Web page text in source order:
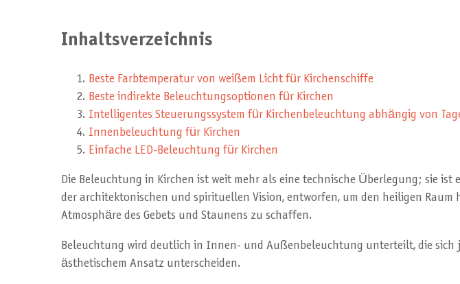
Inhaltsverzeichnis
Beste Farbtemperatur von weißem Licht für Kirchenschiffe
Beste indirekte Beleuchtungsoptionen für Kirchen
Intelligentes Steuerungssystem für Kirchenbeleuchtung abhängig von
Innenbeleuchtung für Kirchen
Einfache LED-Beleuchtung für Kirchen
Die Beleuchtung in Kirchen ist weit mehr als eine technische Überlegung; sie ist
der architektonischen und spirituellen Vision, entworfen, um den heiligen Raum
Atmosphäre des Gebets und Staunens zu schaffen.
Beleuchtung wird deutlich in Innen- und Außenbeleuchtung unterteilt, die sich
ästhetischem Ansatz unterscheiden.